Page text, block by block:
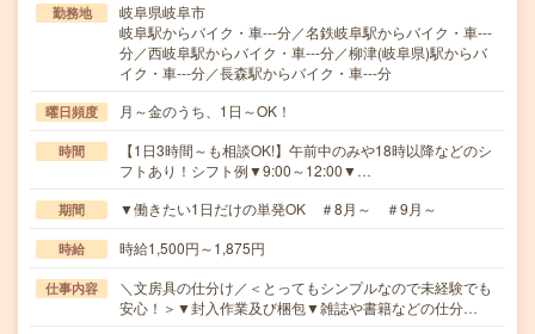
勤務地
岐阜県岐阜市
岐阜駅からバイク・車---分／名鉄岐阜駅からバイク・車---
分／西岐阜駅からバイク・車---分／柳津(岐阜県)駅からバ
イク・車---分／長森駅からバイク・車---分
曜日頻度 月～金のうち、1日～OK！
時間
【1日3時間～も相談OK!】午前中のみや18時以降などのシ
フトあり！シフト例▼9:00～12:00▼…
期間 ▼働きたい1日だけの単発OK ＃8月～ ＃9月～
時給 時給1,500円～1,875円
仕事内容
＼文房具の仕分け／＜とってもシンプルなので未経験でも
安心！＞▼封入作業及び梱包▼雑誌や書籍などの仕分…